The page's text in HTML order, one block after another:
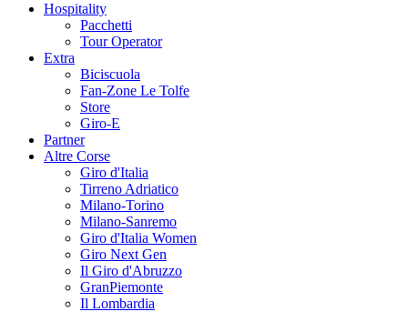
Hospitality
Pacchetti
Tour Operator
Extra
Biciscuola
Fan-Zone Le Tolfe
Store
Giro-E
Partner
Altre Corse
Giro d'Italia
Tirreno Adriatico
Milano-Torino
Milano-Sanremo
Giro d'Italia Women
Giro Next Gen
Il Giro d'Abruzzo
GranPiemonte
Il Lombardia